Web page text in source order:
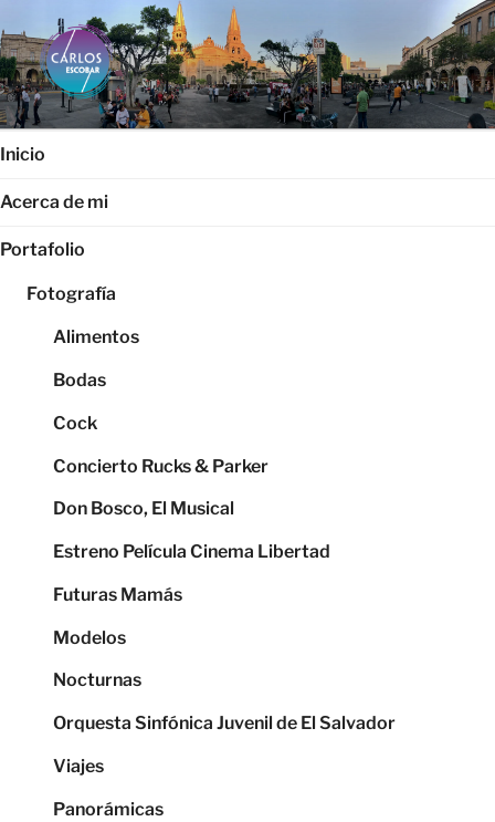
al
contenido
CARLOS ESCOBAR
Página web oficial del fotógrafo, locutor y productor audiovisual
Carlos Escobar
Inicio
Acerca de mi
Portafolio
Fotografía
Alimentos
Bodas
Cock
Concierto Rucks & Parker
Don Bosco, El Musical
Estreno Película Cinema Libertad
Futuras Mamás
Modelos
Nocturnas
Orquesta Sinfónica Juvenil de El Salvador
Viajes
Panorámicas